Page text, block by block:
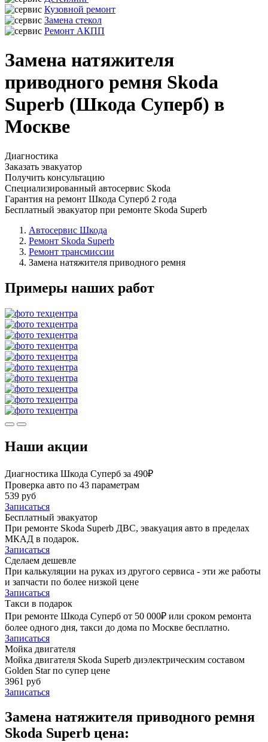
Кузовной ремонт
Замена стекол
Ремонт АКПП
Замена натяжителя
приводного ремня Skoda
Superb (Шкода Суперб) в
Москве
Диагностика
Заказать эвакуатор
Получить консультацию
Специализированный автосервис Skoda
Гарантия на ремонт Шкода Суперб 2 года
Бесплатный эвакуатор при ремонте Skoda Superb
Автосервис Шкода
Ремонт Skoda Superb
Ремонт трансмиссии
Замена натяжителя приводного ремня
Примеры наших работ
Наши акции
Диагностика Шкода Суперб за 490₽
Проверка авто по 43 параметрам
539 руб
Записаться
Бесплатный эвакуатор
При ремонте Skoda Superb ДВС, эвакуация авто в пределах
МКАД в подарок.
Записаться
Сделаем дешевле
При калькуляции на руках из другого сервиса - эти же работы
и запчасти по более низкой цене
Записаться
Такси в подарок
При ремонте Шкода Суперб от 50 000₽ или сроком ремонта
более одного дня, такси до дома по Москве бесплатно.
Записаться
Мойка двигателя
Мойка двигателя Skoda Superb диэлектрическим составом
Golden Star по супер цене
3961 руб
Записаться
Замена натяжителя приводного ремня
Skoda Superb цена: